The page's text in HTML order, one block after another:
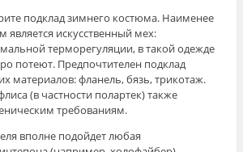
подклад зимнего костюма. Наименее
искусственный мех:
терморегуляции, в такой одежде
потеют. Предпочтителен подклад
материалов: фланель, бязь, трикотаж.
(в частности полартек) также
требованиям.
вполне подойдет любая